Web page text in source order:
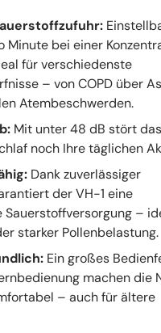
Minute bei einer
für verschiedenste
– von COPD über
Atembeschwerden.
Mit unter 48 dB stört
noch Ihre täglichen
Dank zuverlässiger
der VH-1 eine
Sauerstoffversorgung –
starker Pollenbelastung.
Ein großes
machen die
– auch für ältere